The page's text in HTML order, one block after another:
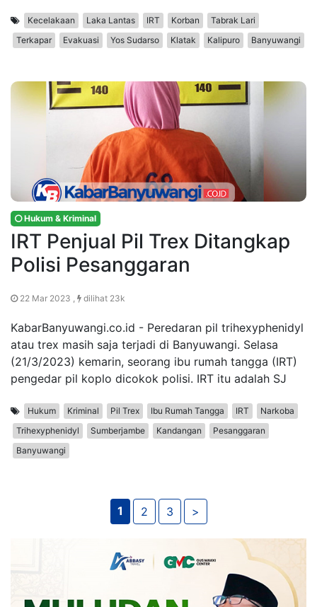
Kecelakaan Laka Lantas IRT Korban
Tabrak Lari
Terkapar
Evakuasi Yos Sudarso Klatak Kalipuro Banyuwangi
Hukum & Kriminal
IRT Penjual Pil Trex Ditangkap
Polisi Pesanggaran
22 Mar 2023 , dilihat 23k
KabarBanyuwangi.co.id - Peredaran pil trihexyphenidyl
atau trex masih saja terjadi di Banyuwangi. Selasa
(21/3/2023) kemarin, seorang ibu rumah tangga (IRT)
pengedar pil koplo dicokok polisi. IRT itu adalah SJ
Hukum Kriminal Pil Trex Ibu Rumah Tangga IRT
Narkoba
Trihexyphenidyl
Sumberjambe Kandangan
Pesanggaran
Banyuwangi
1 2 3 >